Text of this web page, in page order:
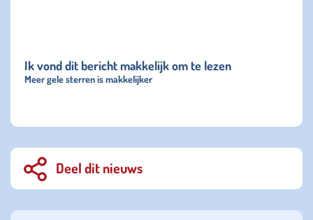
Ik vond dit bericht makkelijk om te lezen
Meer gele sterren is makkelijker
Deel dit nieuws